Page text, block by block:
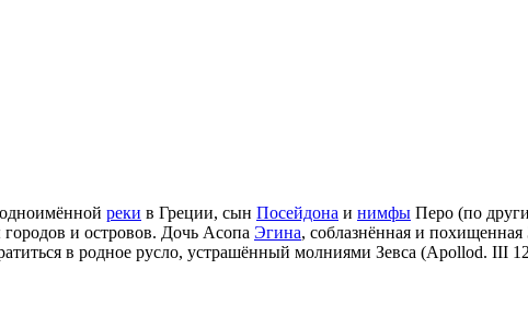
одноимённой реки в Греции, сын Посейдона и нимфы Перо (по
и островов. Дочь Асопа Эгина, соблазнённая и похищенная
в родное русло, устрашённый молниями Зевса (Apollod. III